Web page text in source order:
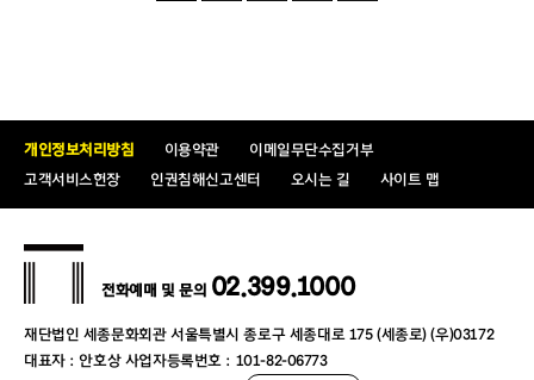
개인정보처리방침 이용약관
이메일무단수집거부
고객서비스헌장
인권침해신고센터 오시는 길 사이트 맵
재단법인 세종문화회관 서울특별시 종로구 세종대로 175 (세종로) (우)03172
대표자 : 안호상 사업자등록번호 : 101-82-06773
전화예매 및 문의 02.399.1000